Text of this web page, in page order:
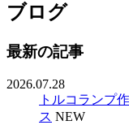
ブログ
最新の記事
2026.07.28
トルコランプ
ス NEW